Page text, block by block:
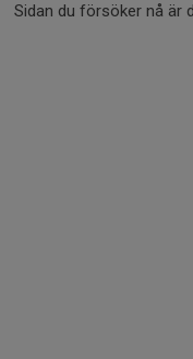
Sidan du försöker nå är